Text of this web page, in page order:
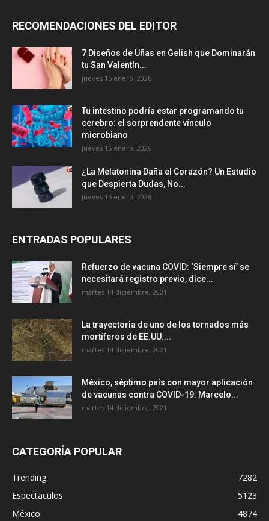
RECOMENDACIONES DEL EDITOR
7 Diseños de Uñas en Gelish que Dominarán
tu San Valentín...
jueves 15 enero, 2026
Tu intestino podría estar programando tu
cerebro: el sorprendente vínculo
microbiano
jueves 15 enero, 2026
¿La Melatonina Daña el Corazón? Un Estudio
que Despierta Dudas, No...
jueves 15 enero, 2026
ENTRADAS POPULARES
Refuerzo de vacuna COVID: ‘Siempre sí’ se
necesitará registro previo, dice...
martes 14 diciembre, 2021
La trayectoria de uno de los tornados más
mortíferos de EE.UU....
martes 14 diciembre, 2021
México, séptimo país con mayor aplicación
de vacunas contra COVID-19: Marcelo...
martes 14 diciembre, 2021
CATEGORÍA POPULAR
Trending
7282
Espectaculos
5123
México
4874